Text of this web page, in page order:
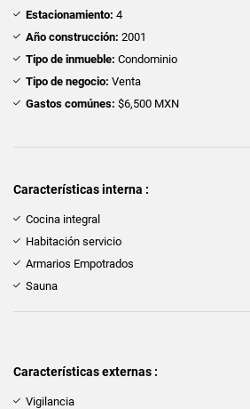
Estacionamiento: 4
Año construcción: 2001
Tipo de inmueble: Condominio
Tipo de negocio: Venta
Gastos comúnes: $6,500 MXN
Características interna :
Cocina integral
Habitación servicio
Armarios Empotrados
Sauna
Características externas :
Vigilancia